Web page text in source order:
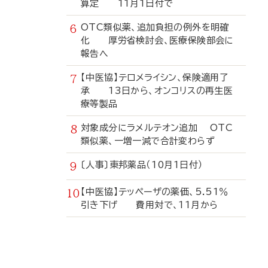
算定 11月1日付で
OTC類似薬、追加負担の例外を明確
化 厚労省検討会、医療保険部会に
報告へ
【中医協】テロメライシン、保険適用了
承 13日から、オンコリスの再生医
療等製品
対象成分にラメルテオン追加 OTC
類似薬、一増一減で合計変わらず
〔人事〕東邦薬品（10月1日付）
【中医協】テッペーザの薬価、5.51％
引き下げ 費用対で、11月から